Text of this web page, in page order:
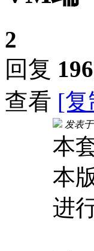
2
回复
查看 [复
发表
本
本
进